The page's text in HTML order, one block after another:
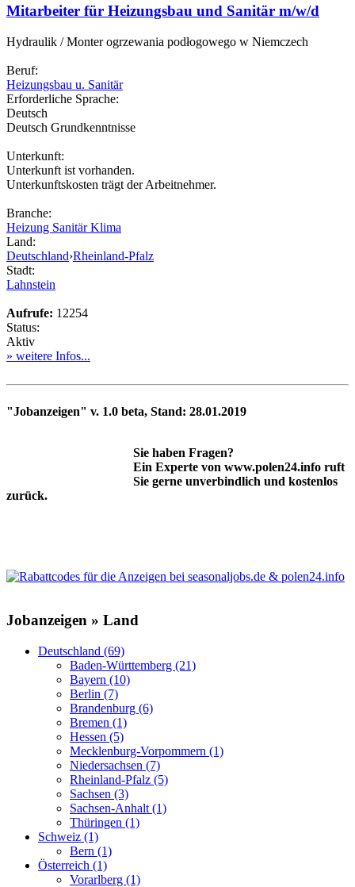
Mitarbeiter für Heizungsbau und Sanitär m/w/d
Hydraulik / Monter ogrzewania podłogowego w Niemczech
Beruf:
Heizungsbau u. Sanitär
Erforderliche Sprache:
Deutsch
Deutsch Grundkenntnisse
Unterkunft:
Unterkunft ist vorhanden.
Unterkunftskosten trägt der Arbeitnehmer.
Branche:
Heizung Sanitär Klima
Land:
Deutschland›Rheinland-Pfalz
Stadt:
Lahnstein
Aufrufe: 12254
Status:
Aktiv
» weitere Infos...
"Jobanzeigen" v. 1.0 beta, Stand: 28.01.2019
Sie haben Fragen?
Ein Experte von www.polen24.info ruft
Sie gerne unverbindlich und kostenlos
zurück.
Jobanzeigen » Land
Deutschland (69)
Baden-Württemberg (21)
Bayern (10)
Berlin (7)
Brandenburg (6)
Bremen (1)
Hessen (5)
Mecklenburg-Vorpommern (1)
Niedersachsen (7)
Rheinland-Pfalz (5)
Sachsen (3)
Sachsen-Anhalt (1)
Thüringen (1)
Schweiz (1)
Bern (1)
Österreich (1)
Vorarlberg (1)